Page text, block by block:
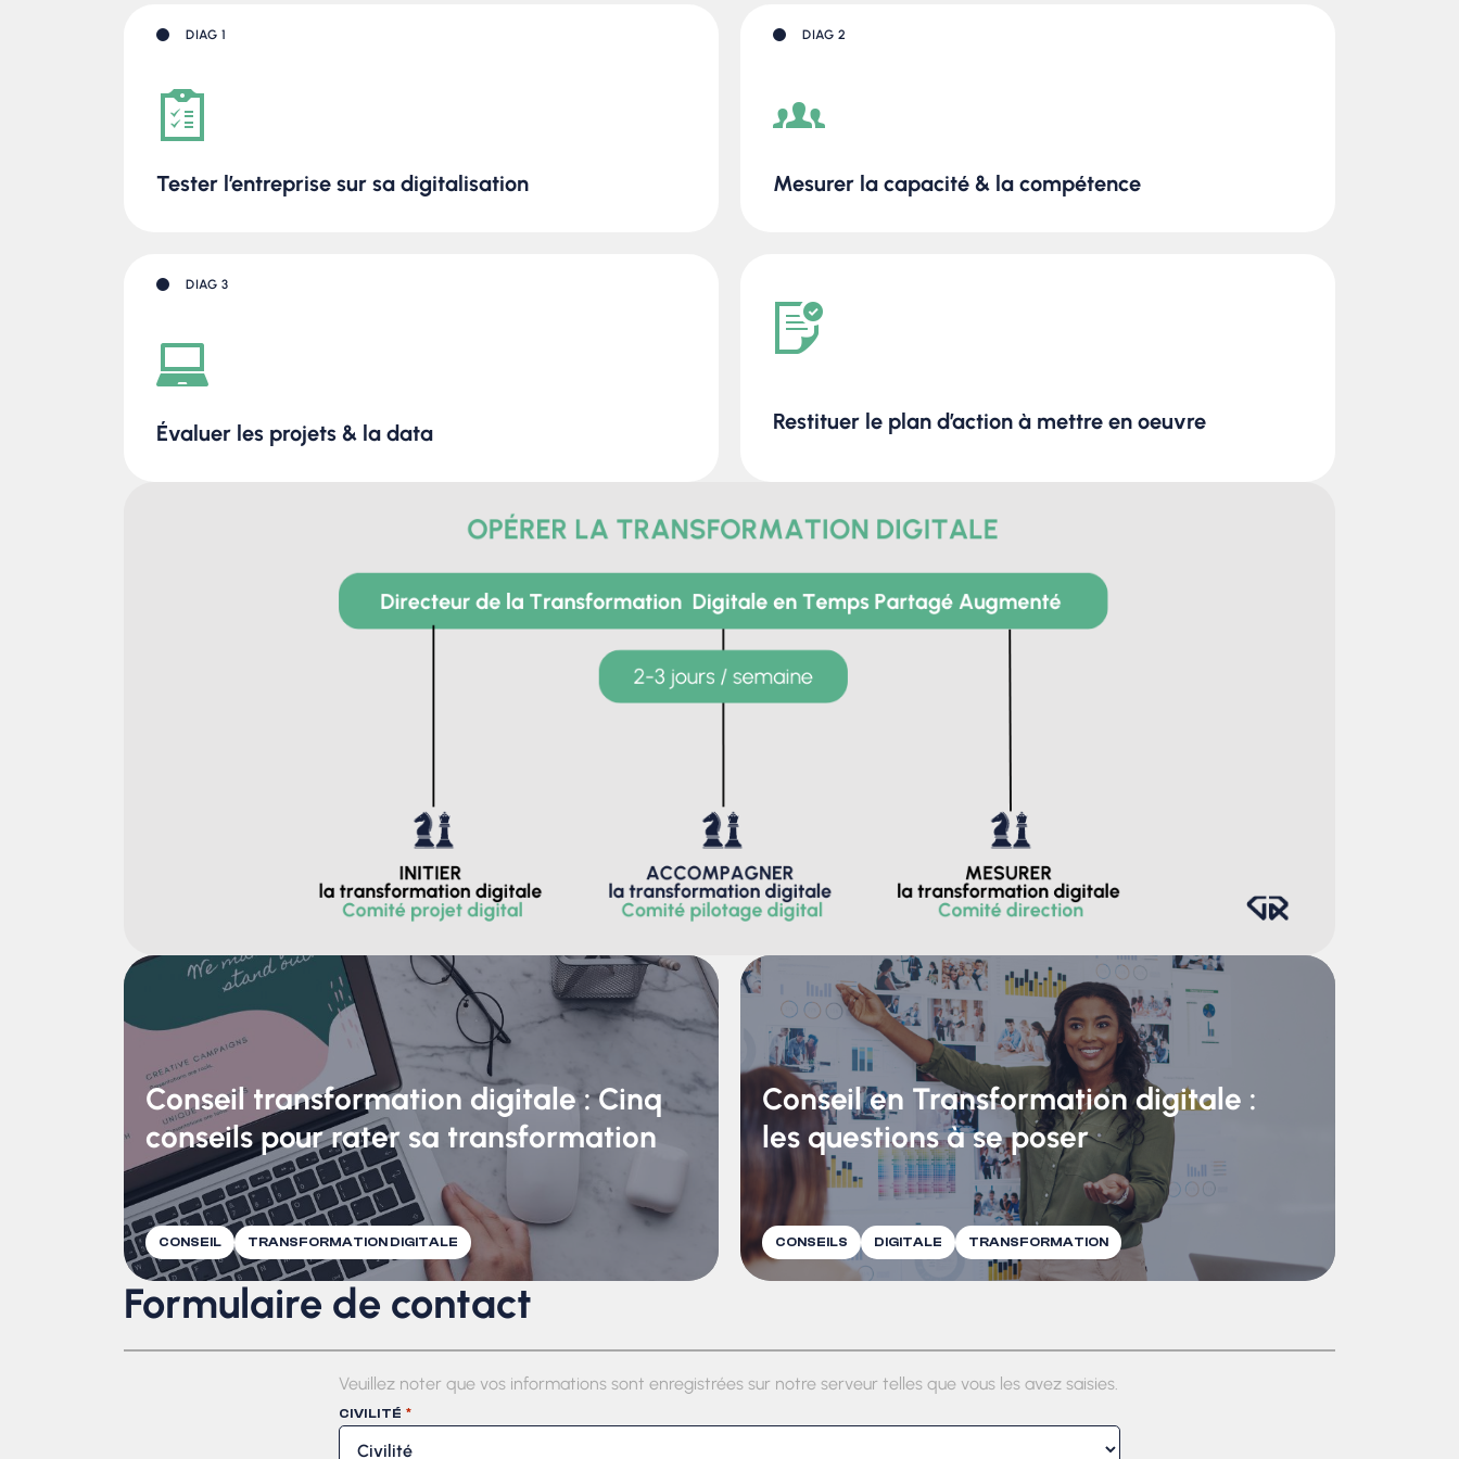
DIAG 1
Tester l’entreprise sur sa digitalisation
DIAG 2
Mesurer la capacité & la compétence
DIAG 3
Évaluer les projets & la data Restituer le plan d’action à mettre en oeuvre
Conseil transformation digitale : Cinq
conseils pour rater sa transformation
CONSEIL TRANSFORMATION DIGITALE
Conseil en Transformation digitale :
les questions à se poser
CONSEILS DIGITALE TRANSFORMATION
Formulaire de contact
Veuillez noter que vos informations sont enregistrées sur notre serveur telles que vous les avez saisies.
CIVILITÉ *